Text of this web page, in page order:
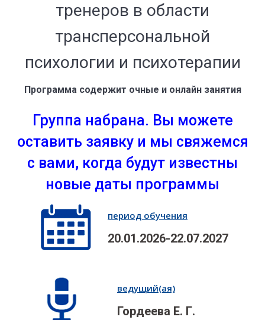
тренеров в области
трансперсональной
психологии и психотерапии
Программа содержит очные и онлайн занятия
Группа набрана. Вы можете
оставить заявку и мы свяжемся
с вами, когда будут известны
новые даты программы
период обучения
20.01.2026-22.07.2027
ведущий(ая)
Гордеева Е. Г.